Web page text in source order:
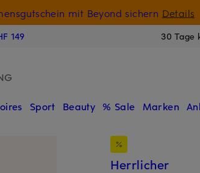
mit Beyond sichern Details
149 30 Tage
Sport Beauty % Sale Marken
Herrlicher